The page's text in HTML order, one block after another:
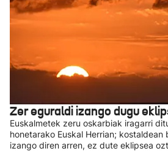
Zer eguraldi izango dugu
Euskalmetek zeru oskarbiak iragarri
honetarako Euskal Herrian;
izango diren arren, ez dute eklipsea